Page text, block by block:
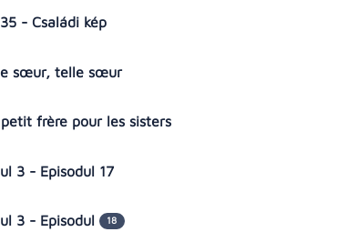
- Családi kép
sœur, telle sœur
frère pour les sisters
3 - Episodul 17
3 - Episodul 18